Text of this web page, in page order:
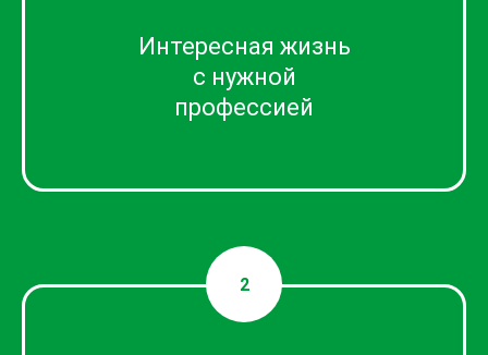
Интересная жизнь
с нужной
профессией